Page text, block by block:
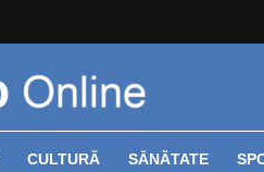
CULTURĂ SĂNĂTATE